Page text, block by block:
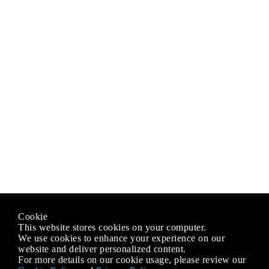
Cookie
This website stores cookies on your computer.
We use cookies to enhance your experience on our
website and deliver personalized content.
For more details on our cookie usage, please review our